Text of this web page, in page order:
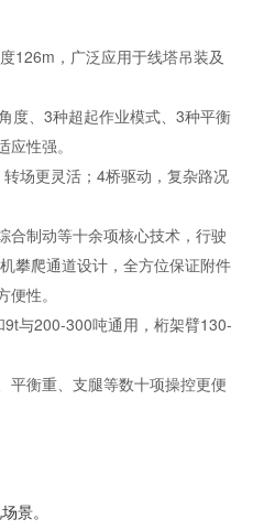
126m，广泛应用于线塔吊装及
度、3种超起作业模式、3种平衡
性强。
场更灵活；4桥驱动，复杂路况
合制动等十余项核心技术，行驶
攀爬通道设计，全方位保证附件
性。
与200-300吨通用，桁架臂130-
平衡重、支腿等数十项操控更便
景。